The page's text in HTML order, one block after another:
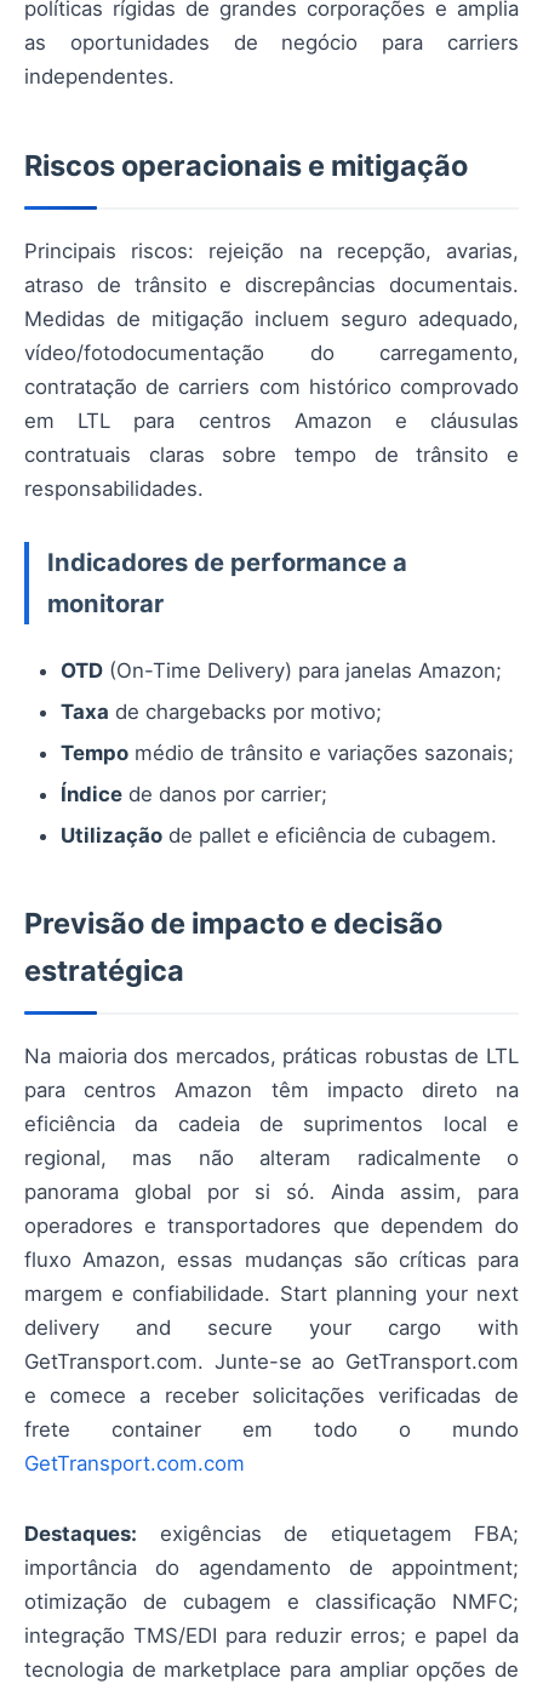
políticas rígidas de grandes corporações e amplia
as oportunidades de negócio para carriers
independentes.
Riscos operacionais e mitigação
Principais riscos: rejeição na recepção, avarias,
atraso de trânsito e discrepâncias documentais.
Medidas de mitigação incluem seguro adequado,
vídeo/fotodocumentação do carregamento,
contratação de carriers com histórico comprovado
em LTL para centros Amazon e cláusulas
contratuais claras sobre tempo de trânsito e
responsabilidades.
Indicadores de performance a
monitorar
OTD (On-Time Delivery) para janelas Amazon;
Taxa de chargebacks por motivo;
Tempo médio de trânsito e variações sazonais;
Índice de danos por carrier;
Utilização de pallet e eficiência de cubagem.
Previsão de impacto e decisão
estratégica
Na maioria dos mercados, práticas robustas de LTL
para centros Amazon têm impacto direto na
eficiência da cadeia de suprimentos local e
regional, mas não alteram radicalmente o
panorama global por si só. Ainda assim, para
operadores e transportadores que dependem do
fluxo Amazon, essas mudanças são críticas para
margem e confiabilidade. Start planning your next
delivery and secure your cargo with
GetTransport.com. Junte-se ao GetTransport.com
e comece a receber solicitações verificadas de
frete container em todo o mundo
GetTransport.com.com
Destaques: exigências de etiquetagem FBA;
importância do agendamento de appointment;
otimização de cubagem e classificação NMFC;
integração TMS/EDI para reduzir erros; e papel da
tecnologia de marketplace para ampliar opções de